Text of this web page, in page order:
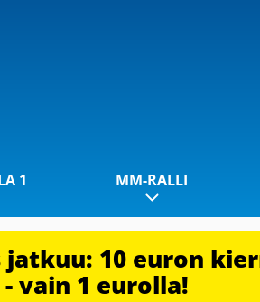
1 MM-RALLI
jatkuu: 10 euron
vain 1 eurolla!